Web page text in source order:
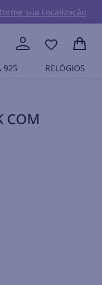
sua Localização
925 RELÓGIOS
COM